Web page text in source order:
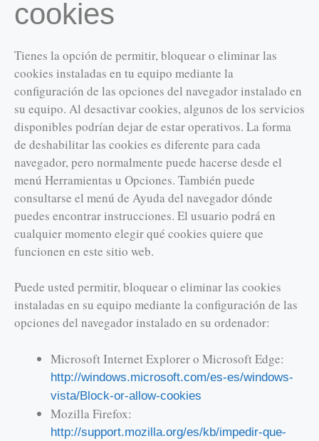
cookies
Tienes la opción de permitir, bloquear o eliminar las
cookies instaladas en tu equipo mediante la
configuración de las opciones del navegador instalado en
su equipo. Al desactivar cookies, algunos de los servicios
disponibles podrían dejar de estar operativos. La forma
de deshabilitar las cookies es diferente para cada
navegador, pero normalmente puede hacerse desde el
menú Herramientas u Opciones. También puede
consultarse el menú de Ayuda del navegador dónde
puedes encontrar instrucciones. El usuario podrá en
cualquier momento elegir qué cookies quiere que
funcionen en este sitio web.
Puede usted permitir, bloquear o eliminar las cookies
instaladas en su equipo mediante la configuración de las
opciones del navegador instalado en su ordenador:
Microsoft Internet Explorer o Microsoft Edge:
http://windows.microsoft.com/es-es/windows-
vista/Block-or-allow-cookies
Mozilla Firefox:
http://support.mozilla.org/es/kb/impedir-que-